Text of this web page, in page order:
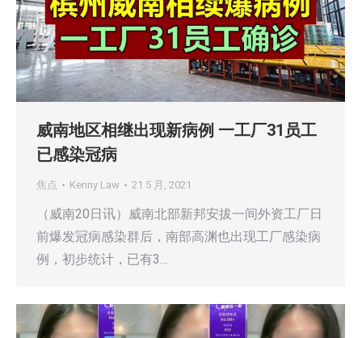
威南地区相继出现新病例 一工厂31员工
已感染冠病
焦点 Kenny Law 21 5 月, 2021
（威南20日讯）威南北部新邦安拔一间外资工厂日
前爆发冠病感染群后，南部高渊也出现工厂感染病
例，初步统计，已有3…